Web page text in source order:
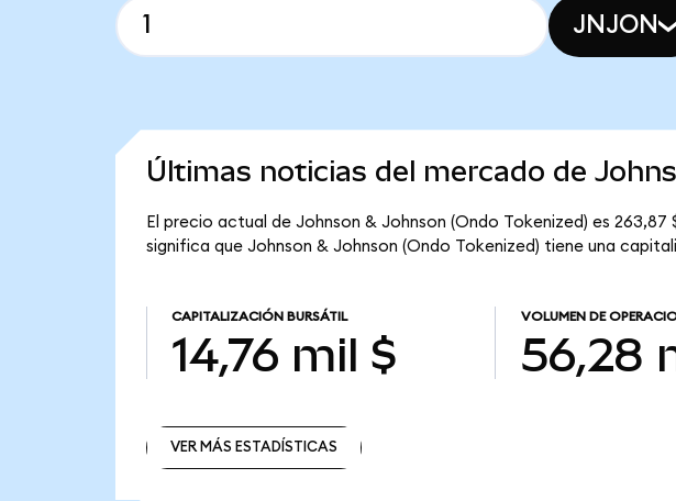
JNJON
Últimas noticias del mercado de
El precio actual de Johnson & Johnson (Ondo Tokenized) es
significa que Johnson & Johnson (Ondo Tokenized) tiene una
CAPITALIZACIÓN BURSÁTIL
14,76 mil $
VOLUMEN DE
56,28
VER MÁS ESTADÍSTICAS